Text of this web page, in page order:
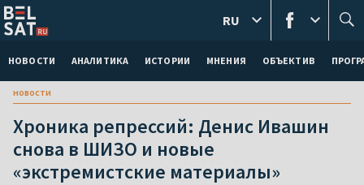
НОВОСТИ АНАЛИТИКА ИСТОРИИ МНЕНИЯ ОБЪЕКТИВ
RU
новости
Хроника репрессий: Денис Ивашин
снова в ШИЗО и новые
«экстремистские материалы»